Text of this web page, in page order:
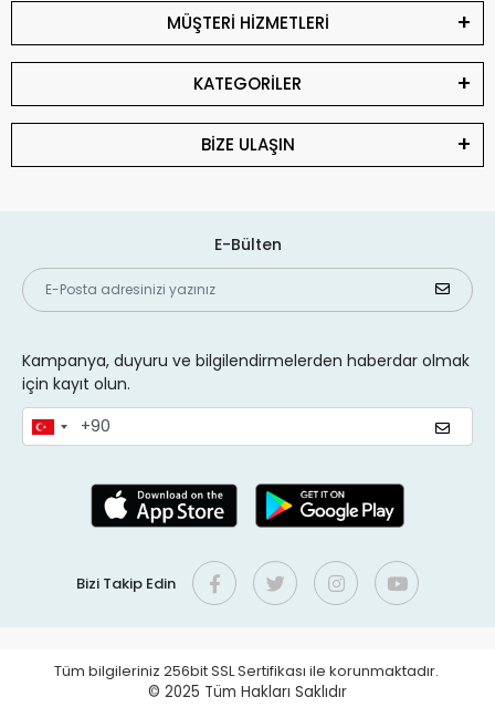
MÜŞTERİ HİZMETLERİ
KATEGORİLER
BİZE ULAŞIN
E-Bülten
Kampanya, duyuru ve bilgilendirmelerden haberdar olmak
için kayıt olun.
Bizi Takip Edin
Tüm bilgileriniz 256bit SSL Sertifikası ile korunmaktadır.
© 2025 Tüm Hakları Saklıdır